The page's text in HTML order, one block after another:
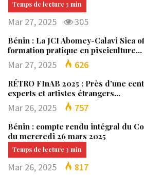
Mar 27, 2025 305
Bénin : La JCI Abomey-Calavi Sica
formation pratique en pisciculture…
Mar 27, 2025 626
RÉTRO FInAB 2025 : Près d’une
experts et artistes étrangers…
Mar 26, 2025 757
Bénin : compte rendu intégral du
du mercredi 26 mars 2025
Mar 26, 2025 817